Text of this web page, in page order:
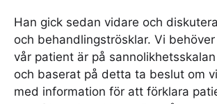
Han gick sedan vidare och
och behandlingströsklar. Vi
vår patient är på
och baserat på detta ta beslut om
med information för att förklara